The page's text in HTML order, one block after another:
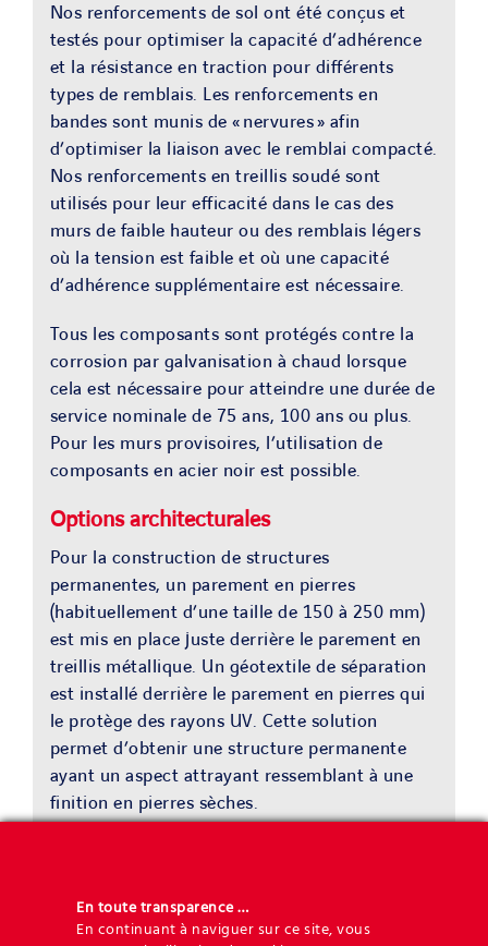
Nos renforcements de sol ont été conçus et
testés pour optimiser la capacité d’adhérence
et la résistance en traction pour différents
types de remblais. Les renforcements en
bandes sont munis de « nervures » afin
d’optimiser la liaison avec le remblai compacté.
Nos renforcements en treillis soudé sont
utilisés pour leur efficacité dans le cas des
murs de faible hauteur ou des remblais légers
où la tension est faible et où une capacité
d’adhérence supplémentaire est nécessaire.
Tous les composants sont protégés contre la
corrosion par galvanisation à chaud lorsque
cela est nécessaire pour atteindre une durée de
service nominale de 75 ans, 100 ans ou plus.
Pour les murs provisoires, l’utilisation de
composants en acier noir est possible.
Options architecturales
Pour la construction de structures
permanentes, un parement en pierres
(habituellement d’une taille de 150 à 250 mm)
est mis en place juste derrière le parement en
treillis métallique. Un géotextile de séparation
est installé derrière le parement en pierres qui
le protège des rayons UV. Cette solution
permet d’obtenir une structure permanente
ayant un aspect attrayant ressemblant à une
finition en pierres sèches.
Avantages
En toute transparence …
En continuant à naviguer sur ce site, vous